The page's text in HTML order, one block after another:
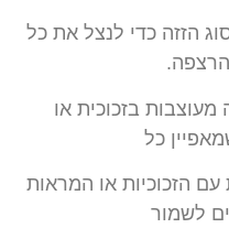
הזזה כדי לנצל את כל
מעוצבות בזכוכית או
כל
הזכוכיות או המראות
לשמור